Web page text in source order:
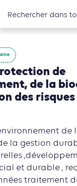
de
de la
des risques
de
la gestion
et durable ,
traitement